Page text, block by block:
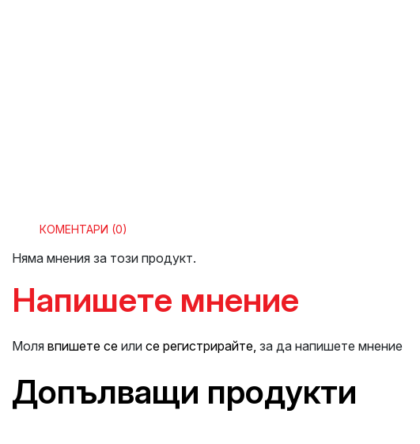
КОМЕНТАРИ (0)
Няма мнения за този продукт.
Напишете мнение
Моля впишете се или се регистрирайте, за да напишете мнение
Допълващи продукти